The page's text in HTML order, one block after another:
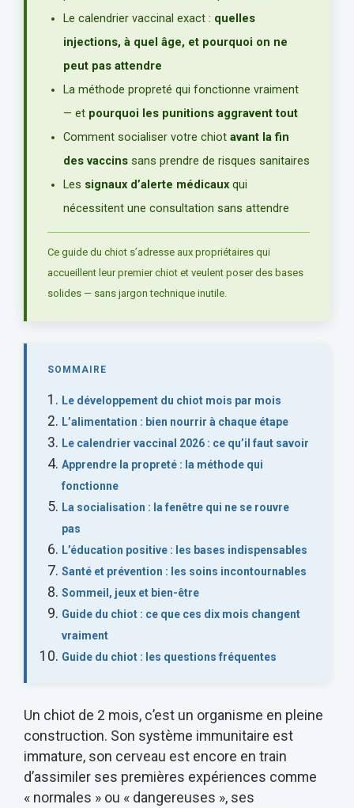
Le calendrier vaccinal exact : quelles
injections, à quel âge, et pourquoi on ne
peut pas attendre
La méthode propreté qui fonctionne vraiment
— et pourquoi les punitions aggravent tout
Comment socialiser votre chiot avant la fin
des vaccins sans prendre de risques sanitaires
Les signaux d’alerte médicaux qui
nécessitent une consultation sans attendre
Ce guide du chiot s’adresse aux propriétaires qui
accueillent leur premier chiot et veulent poser des bases
solides — sans jargon technique inutile.
SOMMAIRE
Le développement du chiot mois par mois
L’alimentation : bien nourrir à chaque étape
Le calendrier vaccinal 2026 : ce qu’il faut savoir
Apprendre la propreté : la méthode qui
fonctionne
La socialisation : la fenêtre qui ne se rouvre
pas
L’éducation positive : les bases indispensables
Santé et prévention : les soins incontournables
Sommeil, jeux et bien-être
Guide du chiot : ce que ces dix mois changent
vraiment
Guide du chiot : les questions fréquentes
Un chiot de 2 mois, c’est un organisme en pleine
construction. Son système immunitaire est
immature, son cerveau est encore en train
d’assimiler ses premières expériences comme
« normales » ou « dangereuses », ses